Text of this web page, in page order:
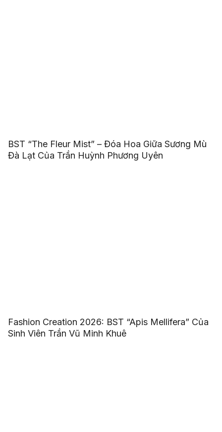
BST “The Fleur Mist” – Đóa Hoa Giữa Sương Mù
Đà Lạt Của Trần Huỳnh Phương Uyên
Fashion Creation 2026: BST “Apis Mellifera” Của
Sinh Viên Trần Vũ Minh Khuê